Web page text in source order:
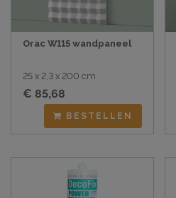
Orac W115 wandpaneel
25 x 2,3 x 200 cm
€ 85,68
BESTELLEN